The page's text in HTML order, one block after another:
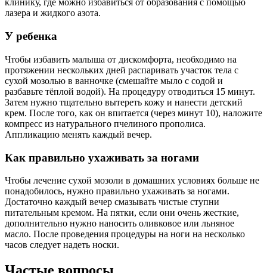
клинику, где можно избавиться от образования с помощью
лазера и жидкого азота.
У ребенка
Чтобы избавить малыша от дискомфорта, необходимо на
протяжении нескольких дней распаривать участок тела с
сухой мозолью в ванночке (смешайте мыло с содой и
разбавьте тёплой водой). На процедуру отводиться 15 минут.
Затем нужно тщательно вытереть кожу и нанести детский
крем. После того, как он впитается (через минут 10), наложите
компресс из натурального пчелиного прополиса.
Аппликацию менять каждый вечер.
Как правильно ухаживать за ногами
Чтобы лечение сухой мозоли в домашних условиях больше не
понадобилось, нужно правильно ухаживать за ногами.
Достаточно каждый вечер смазывать чистые ступни
питательным кремом. На пятки, если они очень жесткие,
дополнительно нужно наносить оливковое или льняное
масло. После проведения процедуры на ноги на несколько
часов следует надеть носки.